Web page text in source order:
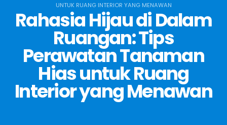
UNTUK RUANG INTERIOR YANG MENAWAN
Rahasia Hijau di Dalam
Ruangan: Tips
Perawatan Tanaman
Hias untuk Ruang
Interior yang Menawan